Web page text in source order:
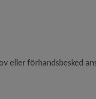
eller förhandsbesked